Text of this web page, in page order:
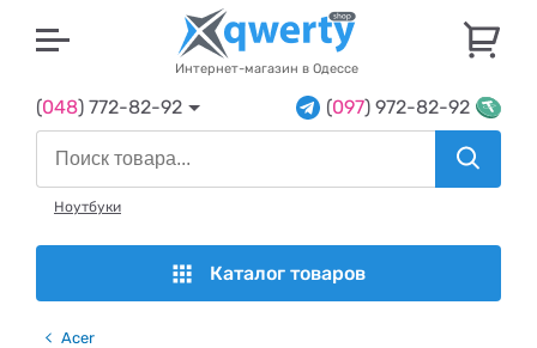
Интернет-магазин в Одессе
(048) 772-82-92 (097) 972-82-92
Ноутбуки
Каталог товаров
Acer